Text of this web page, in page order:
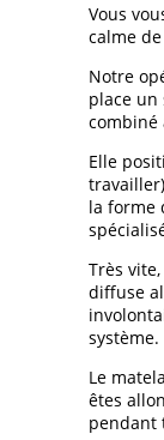
Vous
calme
Notre
place un
combiné
Elle
la forme
Très
diffuse
système.
Le
êtes
pendant